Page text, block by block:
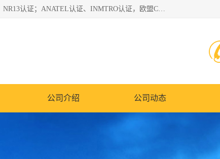
*是一家的测试、评估、检查与认机构，主要从事巴西NR10认证、NR12认证、NR13认证；ANATEL认证、INMTRO认证，欧盟CE认证：MD认证，PED认证，MID认证，ATEX认证，德国蓝色天使认证。
公司介绍 公司动态